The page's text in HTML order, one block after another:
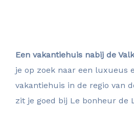
Een vakantiehuis nabij de
je op zoek naar een luxueus
vakantiehuis in de regio van
zit je goed bij Le bonheur de